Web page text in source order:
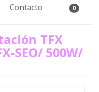
Contacto 0
TFX
SEO/ 500W/